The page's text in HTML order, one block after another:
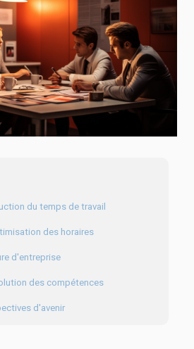
du temps de travail
des horaires
d'entreprise
des compétences
d'avenir